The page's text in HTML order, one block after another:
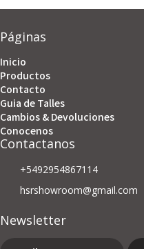
Páginas
Inicio
Productos
Contacto
Guia de Talles
Cambios & Devoluciones
Conocenos
Contactanos
+5492954867114
hsrshowroom@gmail.com
Newsletter